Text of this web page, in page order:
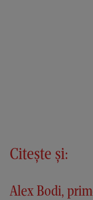
Citește și:
Alex Bodi,